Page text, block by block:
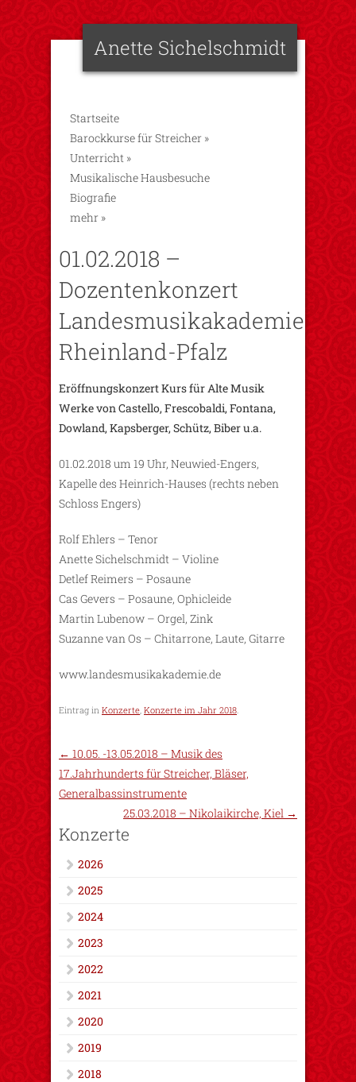
Anette Sichelschmidt
Startseite
Barockkurse für Streicher »
Unterricht »
Musikalische Hausbesuche
Biografie
mehr »
01.02.2018 –
Dozentenkonzert
Landesmusikakademie
Rheinland-Pfalz
Eröffnungskonzert Kurs für Alte Musik
Werke von Castello, Frescobaldi, Fontana,
Dowland, Kapsberger, Schütz, Biber u.a.
01.02.2018 um 19 Uhr, Neuwied-Engers,
Kapelle des Heinrich-Hauses (rechts neben
Schloss Engers)
Rolf Ehlers – Tenor
Anette Sichelschmidt – Violine
Detlef Reimers – Posaune
Cas Gevers – Posaune, Ophicleide
Martin Lubenow – Orgel, Zink
Suzanne van Os – Chitarrone, Laute, Gitarre
www.landesmusikakademie.de
Eintrag in Konzerte, Konzerte im Jahr 2018.
← 10.05. -13.05.2018 – Musik des
17.Jahrhunderts für Streicher, Bläser,
Generalbassinstrumente
25.03.2018 – Nikolaikirche, Kiel →
Konzerte
2026
2025
2024
2023
2022
2021
2020
2019
2018